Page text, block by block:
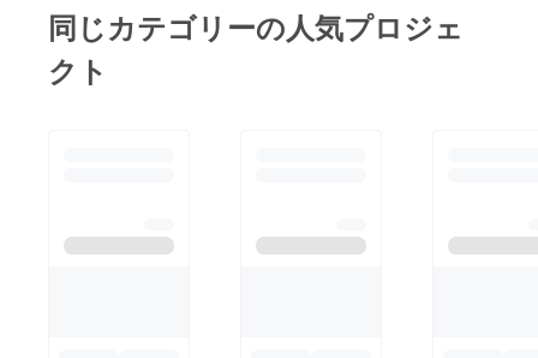
同じカテゴリーの人気プロジェ
クト